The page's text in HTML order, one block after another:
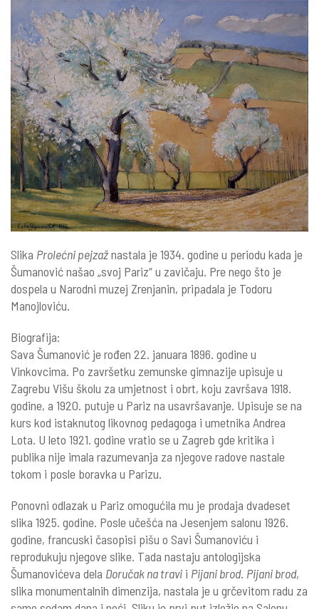
Slika Prolećni pejzažnastala je 1934. godine u periodu kada je
Šumanović našao „svoj Pariz“ u zavičaju. Pre nego što je
dospela u Narodni muzej Zrenjanin, pripadala je Todoru
Manojloviću.
Biografija:
Sava Šumanović je rođen 22. januara 1896. godine u
Vinkovcima. Po završetku zemunske gimnazije upisuje u
Zagrebu Višu školu za umjetnost i obrt, koju završava 1918.
godine, a 1920. putuje u Pariz na usavršavanje. Upisuje se na
kurs kod istaknutog likovnog pedagoga i umetnika Andrea
Lota. U leto 1921. godine vratio se u Zagreb gde kritika i
publika nije imala razumevanja za njegove radove nastale
tokom i posle boravka u Parizu.
Ponovni odlazak u Pariz omogućila mu je prodaja dvadeset
slika 1925. godine. Posle učešća na Jesenjem salonu 1926.
godine, francuski časopisi pišu o Savi Šumanoviću i
reprodukuju njegove slike. Tada nastaju antologijska
Šumanovićeva dela Doručak na travi i Pijani brod. Pijani brod,
slika monumentalnih dimenzija, nastala je u grčevitom radu za